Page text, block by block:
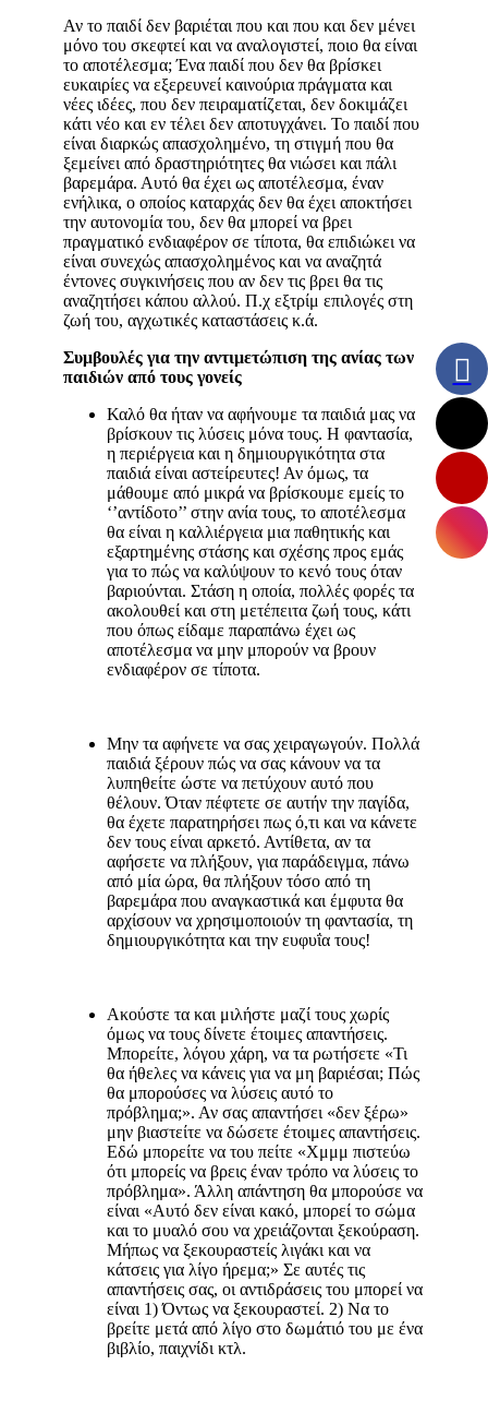
Αν το παιδί δεν βαριέται που και που και δεν μένει
μόνο του σκεφτεί και να αναλογιστεί, ποιο θα είναι
το αποτέλεσμα; Ένα παιδί που δεν θα βρίσκει
ευκαιρίες να εξερευνεί καινούρια πράγματα και
νέες ιδέες, που δεν πειραματίζεται, δεν δοκιμάζει
κάτι νέο και εν τέλει δεν αποτυγχάνει. Το παιδί που
είναι διαρκώς απασχολημένο, τη στιγμή που θα
ξεμείνει από δραστηριότητες θα νιώσει και πάλι
βαρεμάρα. Αυτό θα έχει ως αποτέλεσμα, έναν
ενήλικα, ο οποίος καταρχάς δεν θα έχει αποκτήσει
την αυτονομία του, δεν θα μπορεί να βρει
πραγματικό ενδιαφέρον σε τίποτα, θα επιδιώκει να
είναι συνεχώς απασχολημένος και να αναζητά
έντονες συγκινήσεις που αν δεν τις βρει θα τις
αναζητήσει κάπου αλλού. Π.χ εξτρίμ επιλογές στη
ζωή του, αγχωτικές καταστάσεις κ.ά.
Συμβουλές για την αντιμετώπιση της ανίας των
παιδιών από τους γονείς
Καλό θα ήταν να αφήνουμε τα παιδιά μας να
βρίσκουν τις λύσεις μόνα τους. Η φαντασία,
η περιέργεια και η δημιουργικότητα στα
παιδιά είναι αστείρευτες! Αν όμως, τα
μάθουμε από μικρά να βρίσκουμε εμείς το
‘’αντίδοτο’’ στην ανία τους, το αποτέλεσμα
θα είναι η καλλιέργεια μια παθητικής και
εξαρτημένης στάσης και σχέσης προς εμάς
για το πώς να καλύψουν το κενό τους όταν
βαριούνται. Στάση η οποία, πολλές φορές τα
ακολουθεί και στη μετέπειτα ζωή τους, κάτι
που όπως είδαμε παραπάνω έχει ως
αποτέλεσμα να μην μπορούν να βρουν
ενδιαφέρον σε τίποτα.
Μην τα αφήνετε να σας χειραγωγούν. Πολλά
παιδιά ξέρουν πώς να σας κάνουν να τα
λυπηθείτε ώστε να πετύχουν αυτό που
θέλουν. Όταν πέφτετε σε αυτήν την παγίδα,
θα έχετε παρατηρήσει πως ό,τι και να κάνετε
δεν τους είναι αρκετό. Αντίθετα, αν τα
αφήσετε να πλήξουν, για παράδειγμα, πάνω
από μία ώρα, θα πλήξουν τόσο από τη
βαρεμάρα που αναγκαστικά και έμφυτα θα
αρχίσουν να χρησιμοποιούν τη φαντασία, τη
δημιουργικότητα και την ευφυΐα τους!
Ακούστε τα και μιλήστε μαζί τους χωρίς
όμως να τους δίνετε έτοιμες απαντήσεις.
Μπορείτε, λόγου χάρη, να τα ρωτήσετε «Τι
θα ήθελες να κάνεις για να μη βαριέσαι; Πώς
θα μπορούσες να λύσεις αυτό το
πρόβλημα;». Αν σας απαντήσει «δεν ξέρω»
μην βιαστείτε να δώσετε έτοιμες απαντήσεις.
Εδώ μπορείτε να του πείτε «Χμμμ πιστεύω
ότι μπορείς να βρεις έναν τρόπο να λύσεις το
πρόβλημα». Άλλη απάντηση θα μπορούσε να
είναι «Αυτό δεν είναι κακό, μπορεί το σώμα
και το μυαλό σου να χρειάζονται ξεκούραση.
Μήπως να ξεκουραστείς λιγάκι και να
κάτσεις για λίγο ήρεμα;» Σε αυτές τις
απαντήσεις σας, οι αντιδράσεις του μπορεί να
είναι 1) Όντως να ξεκουραστεί. 2) Να το
βρείτε μετά από λίγο στο δωμάτιό του με ένα
βιβλίο, παιχνίδι κτλ.